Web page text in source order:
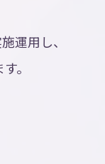
運用し、
。